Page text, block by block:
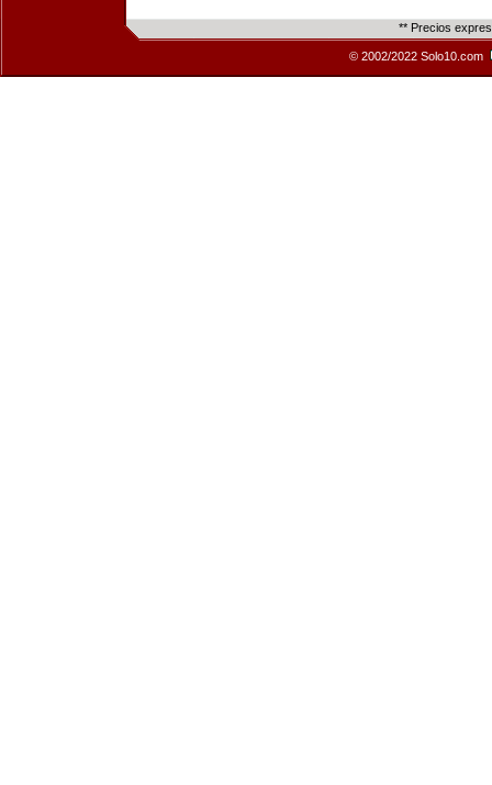
** Precios
© 2002/2022 Solo10.com